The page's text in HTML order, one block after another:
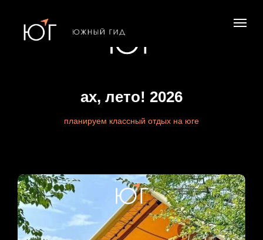
ах, лето! 2026
планируем классный отдых на юге